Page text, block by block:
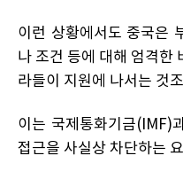
이런 상황에서도 중국은
나 조건 등에 대해 엄격한
라들이 지원에 나서는 것
이는 국제통화기금(IMF)
접근을 사실상 차단하는